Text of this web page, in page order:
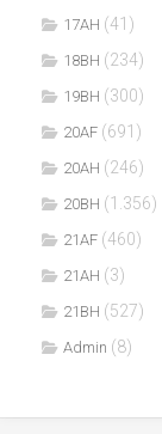
17AH (41)
18BH (234)
19BH (300)
20AF (691)
20AH (246)
20BH (1.356)
21AF (460)
21AH (3)
21BH (527)
Admin (8)